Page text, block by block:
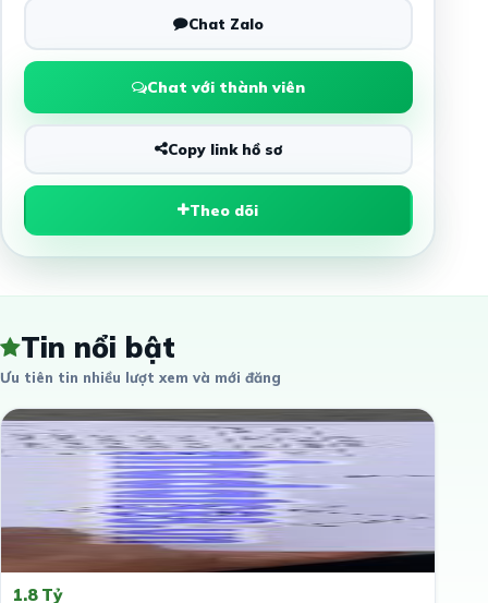
Chat Zalo
Chat với thành viên
Copy link hồ sơ
Theo dõi
Tin nổi bật
Ưu tiên tin nhiều lượt xem và mới đăng
1.8 Tỷ